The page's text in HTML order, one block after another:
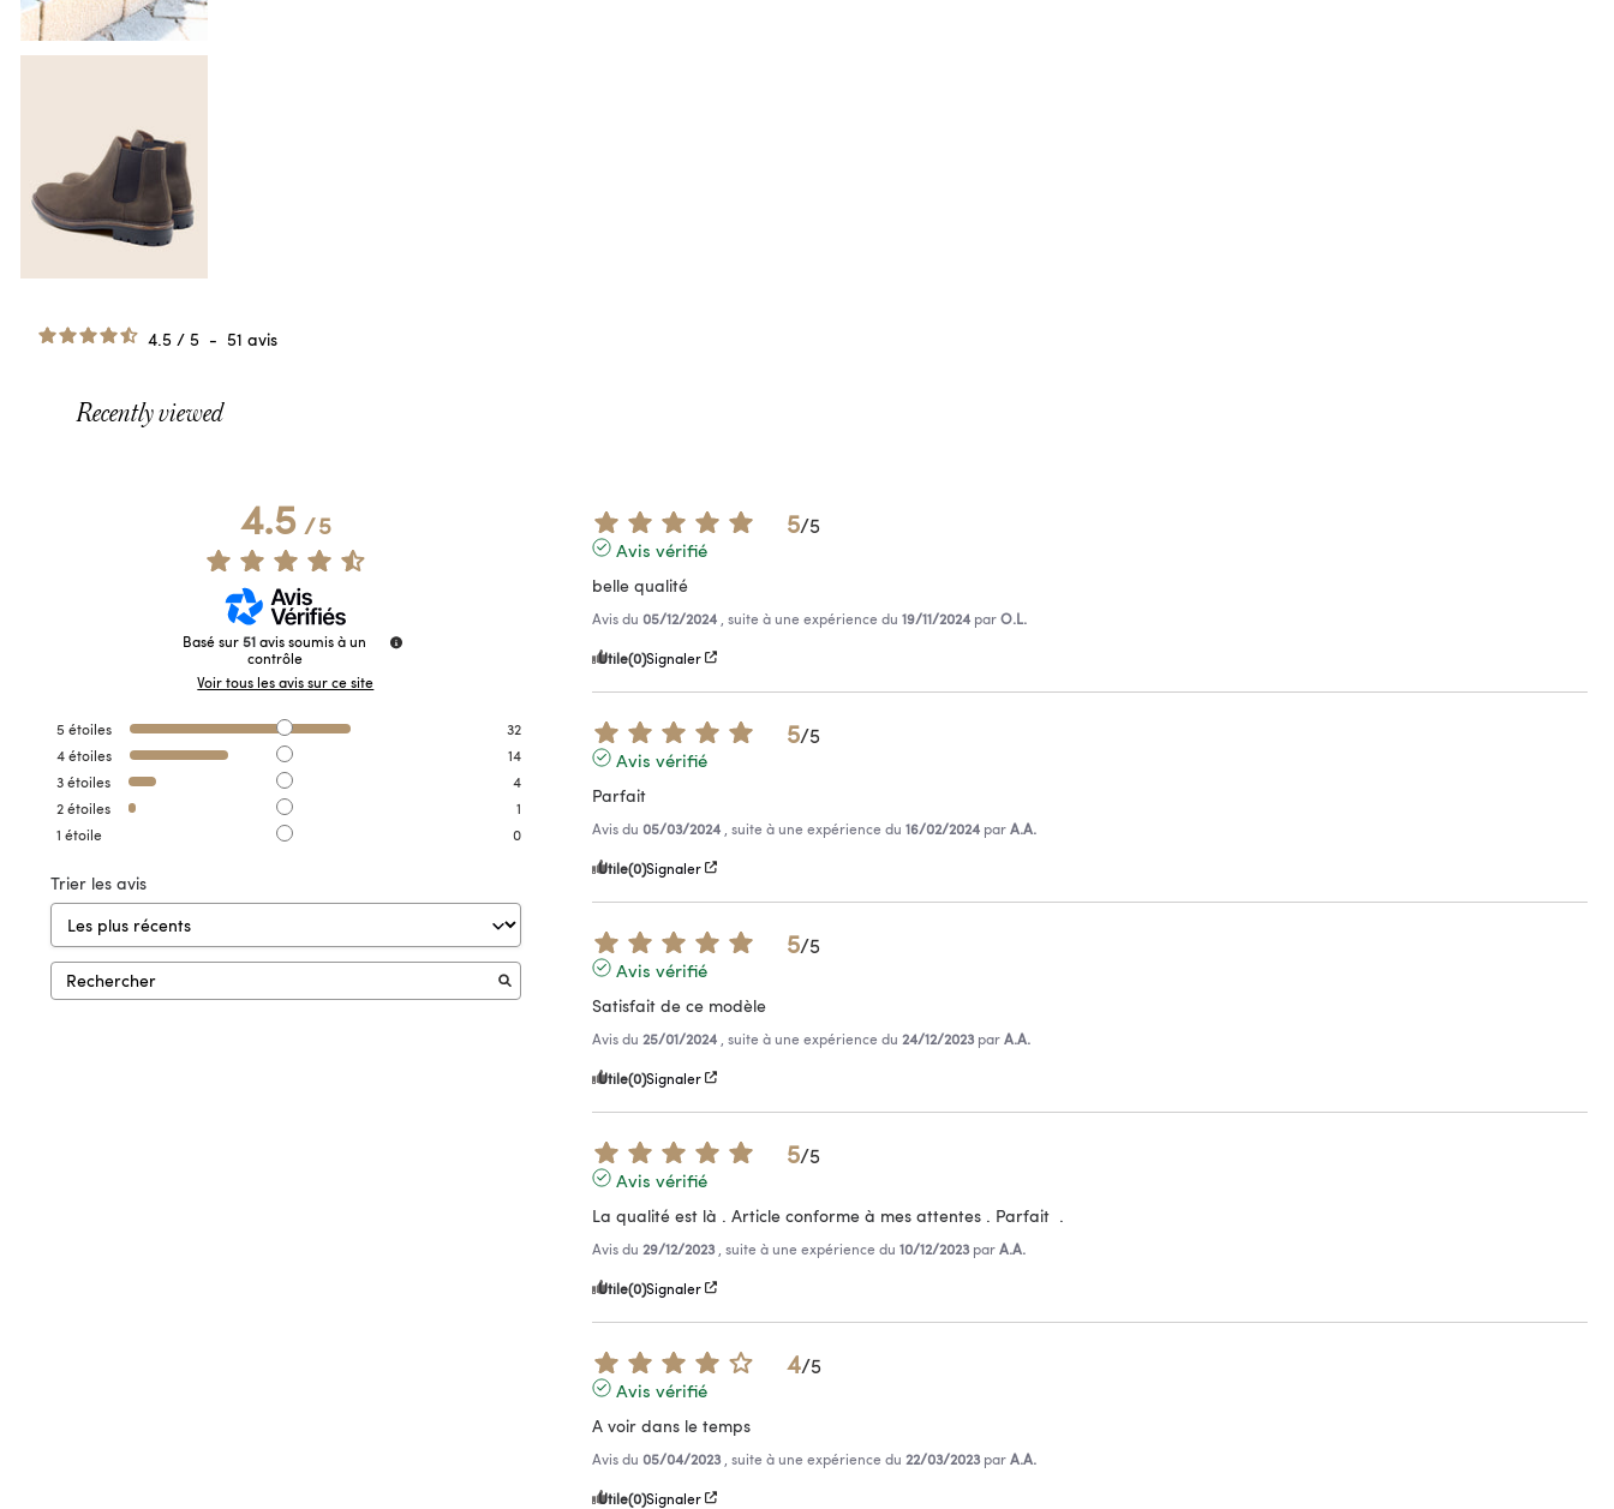
4.5 / 5 - 51 avis
Recently viewed
4.5/5
Basé sur51 avis soumis à un
contrôle
Voir tous les avis sur ce site
5 étoiles
32
4étoiles
14
3étoiles
4
2étoiles
1
1 étoile 0
Trier les avis
5/5
Avis vérifié
belle qualité
Avis du 05/12/2024 , suite à une expérience du 19/11/2024 parO.L.
Utile(0)Signaler
5/5
Avis vérifié
Parfait
Avis du 05/03/2024 , suite à une expérience du 16/02/2024 parA.A.
Utile(0)Signaler
5/5
Avis vérifié
Satisfait de ce modèle
Avis du 25/01/2024 , suite à une expérience du 24/12/2023 parA.A.
Utile(0)Signaler
5/5
Avis vérifié
La qualité est là . Article conforme à mes attentes . Parfait  .
Avis du 29/12/2023 , suite à une expérience du 10/12/2023 parA.A.
Utile(0)Signaler
4/5
Avis vérifié
A voir dans le temps
Avis du 05/04/2023 , suite à une expérience du 22/03/2023 parA.A.
Utile(0)Signaler